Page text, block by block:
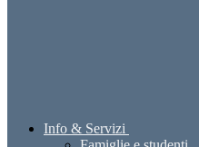
Info & Servizi